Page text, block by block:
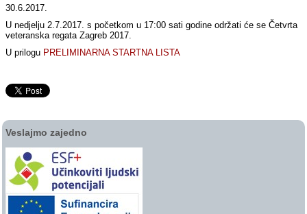
30.6.2017.
U nedjelju 2.7.2017. s početkom u 17:00 sati godine održati će se Četvrta
veteranska regata Zagreb 2017.
U prilogu PRELIMINARNA STARTNA LISTA
Veslajmo zajedno